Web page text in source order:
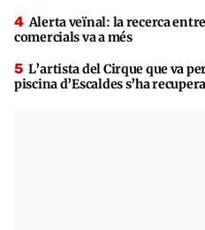
Alerta veïnal: la recerca
comercials va a més
L’artista del Cirque que va
piscina d’Escaldes s’ha